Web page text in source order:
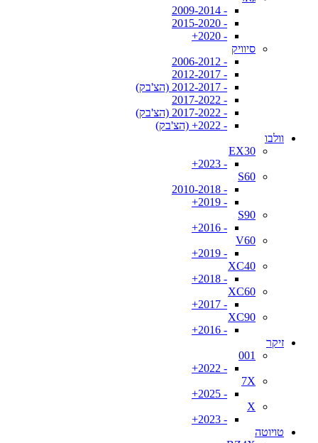
- 2009-2014
- 2015-2020
- 2020+
סיוויק
- 2006-2012
- 2012-2017
- 2012-2017 (הצ'בק)
- 2017-2022
- 2017-2022 (הצ'בק)
- 2022+ (הצ'בק)
וולבו
EX30
- 2023+
S60
- 2010-2018
- 2019+
S90
- 2016+
V60
- 2019+
XC40
- 2018+
XC60
- 2017+
XC90
- 2016+
זיקר
001
- 2022+
7X
- 2025+
X
- 2023+
טויוטה